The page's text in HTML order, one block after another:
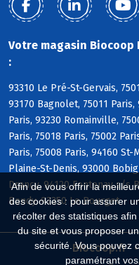
Afin de vous offrir la
des cookies : pour assurer
récolter des statistiques
du site et vous proposer
sécurité. Vous pouvez
paramétrant
Votre magasin Biocoop
:
93310 Le Pré-St-Gervais,
93170 Bagnolet, 75011 Paris,
Paris, 93230 Romainville,
Paris, 75018 Paris, 75002
Paris, 75008 Paris, 94160
Plaine-St-Denis, 93000
Drancy, 94120 Fontenay s/s
Bondy, 93350 Le Bourget
Biocoop.fr